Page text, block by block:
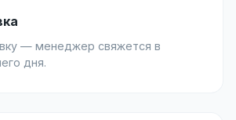
— менеджер свяжется в
дня.